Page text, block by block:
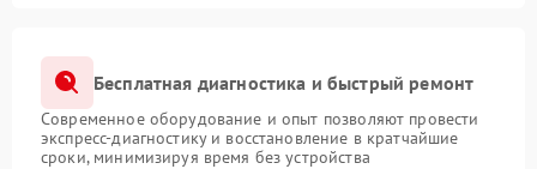
Бесплатная диагностика и быстрый ремонт
Современное оборудование и опыт позволяют провести
экспресс-диагностику и восстановление в кратчайшие
сроки, минимизируя время без устройства